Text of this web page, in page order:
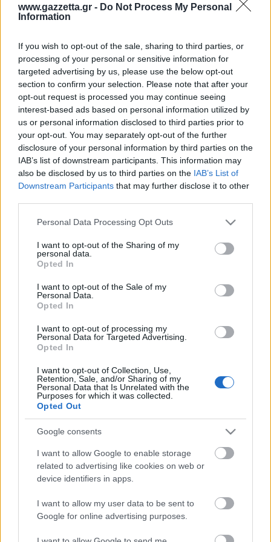
www.gazzetta.gr - Do Not Process My Personal
Information
If you wish to opt-out of the sale, sharing to third parties, or
processing of your personal or sensitive information for
targeted advertising by us, please use the below opt-out
section to confirm your selection. Please note that after your
opt-out request is processed you may continue seeing
interest-based ads based on personal information utilized by
us or personal information disclosed to third parties prior to
your opt-out. You may separately opt-out of the further
disclosure of your personal information by third parties on the
IAB’s list of downstream participants. This information may
also be disclosed by us to third parties on the IAB’s List of
Downstream Participants that may further disclose it to other
Please note that this website/app uses one or more Google
not limited to your visit or usage behaviour. You may click to
grant or deny consent to Google and its third-party tags to
use your data for below specified purposes in below Google
consent section.
Personal Data Processing Opt Outs
I want to opt-out of the Sharing of my
personal data.
Opted In
I want to opt-out of the Sale of my
Personal Data.
Opted In
I want to opt-out of processing my
Personal Data for Targeted Advertising.
Opted In
I want to opt-out of Collection, Use,
Retention, Sale, and/or Sharing of my
Personal Data that Is Unrelated with the
Purposes for which it was collected.
Opted Out
Google consents
I want to allow Google to enable storage
related to advertising like cookies on web or
device identifiers in apps.
I want to allow my user data to be sent to
Google for online advertising purposes.
Bundesliga
Εθνική Ελλάδος
Μουντιάλ 2026
Wyscout Analysis
Ευρώπη
Κόσμος
EuroCup
Basketaki
Eurobasket
CEV Cup
Challenge Cup
Κολύμβηση
Ιστιοπλοΐα
Κωπηλασία
Ξιφασκία
Σκοποβολή
Πάλη
Τάε κβον ντο
Τζούντο
Πινγκ - πονγκ
Άρση Βαρών
Τεχνολογία
Υγεία
Showbiz
Παναγιώτης Δαλαταριώφ
Αντώνης Καλκαβούρας
Αντώνης Καρπετόπουλος
Δημήτρης Κατσιώνης
Γιώργος Κούβαρης
Κώστας Νικολακόπουλος
Γιάννης Πάλλας
Νίκος Παπαδογιάννης
Γιώργος Σακελλαρίου
Γιάννης Σερέτης
Σταύρος Σουντουλίδης
Δημήτρης Τομαράς
Γιώργος Τσακίρης
Μιχάλης Τσαμπάς
GMotion WRC
ΑΘΛΗΤΙΚΕΣ ΜΕΤΑΔΟΣΕΙΣ
GWOMEN
ΑΘΛΗΤΙΚΗ ΗΧΩ
ΕΚΠΟΜΠΕΣ
GALACTICOS BY INTERWETTEN
GAZZ FLOOR BY NOVIBET
POLE POSITION BY ALLWYN
OLD SCHOOL
ΟΜΑΔΕΣ
ΑΕΚ
Ολυμπιακός
ΠΑΟΚ
Παναθηναϊκός
Άρης
ΟΦΗ
Βόλος
Ατρόμητος Αθηνών
Κηφισιά
Αστέρας Τρίπολης
Παναιτωλικός
PODCASTS
ΣΠΛΙΤ
GAZZETTA ACTS
Gazzetta For Her
Θέμα Ισότητας
#GiatonAlki
Η μητρότητα στον πάγκο
GAZZETTA SPECIALS
Unique
Wyscout Analysis
InStat Analysis
Μεγάλη μου Αγάπη
Μια Ιστορία από την Πόλη
Περιγραφή Σχολιάστε εδώ
Ολοκληρώθηκε
Ζαλ
Μπα
1
22
21
2
17
19
3
20
16
4
15
Μπα
ΖΩΝΤΑΝΑ
Ολοκληρωση κανονικης διαρκειας
Ζαλ
% Εντός Πεδιάς
Το σύνολο του περιεχομένου και των υπηρεσιών του gazzetta.gr
διατίθεται στους επισκέπτες αυστηρά για προσωπική χρήση.
Απαγορεύεται η χρήση ή επανεκπομπή του, σε οποιοδήποτε μέσο,